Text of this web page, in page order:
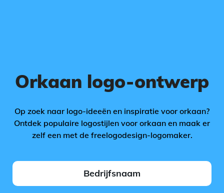
Orkaan logo-ontwerp
Op zoek naar logo-ideeën en inspiratie voor orkaan?
Ontdek populaire logostijlen voor orkaan en maak er
zelf een met de freelogodesign-logomaker.